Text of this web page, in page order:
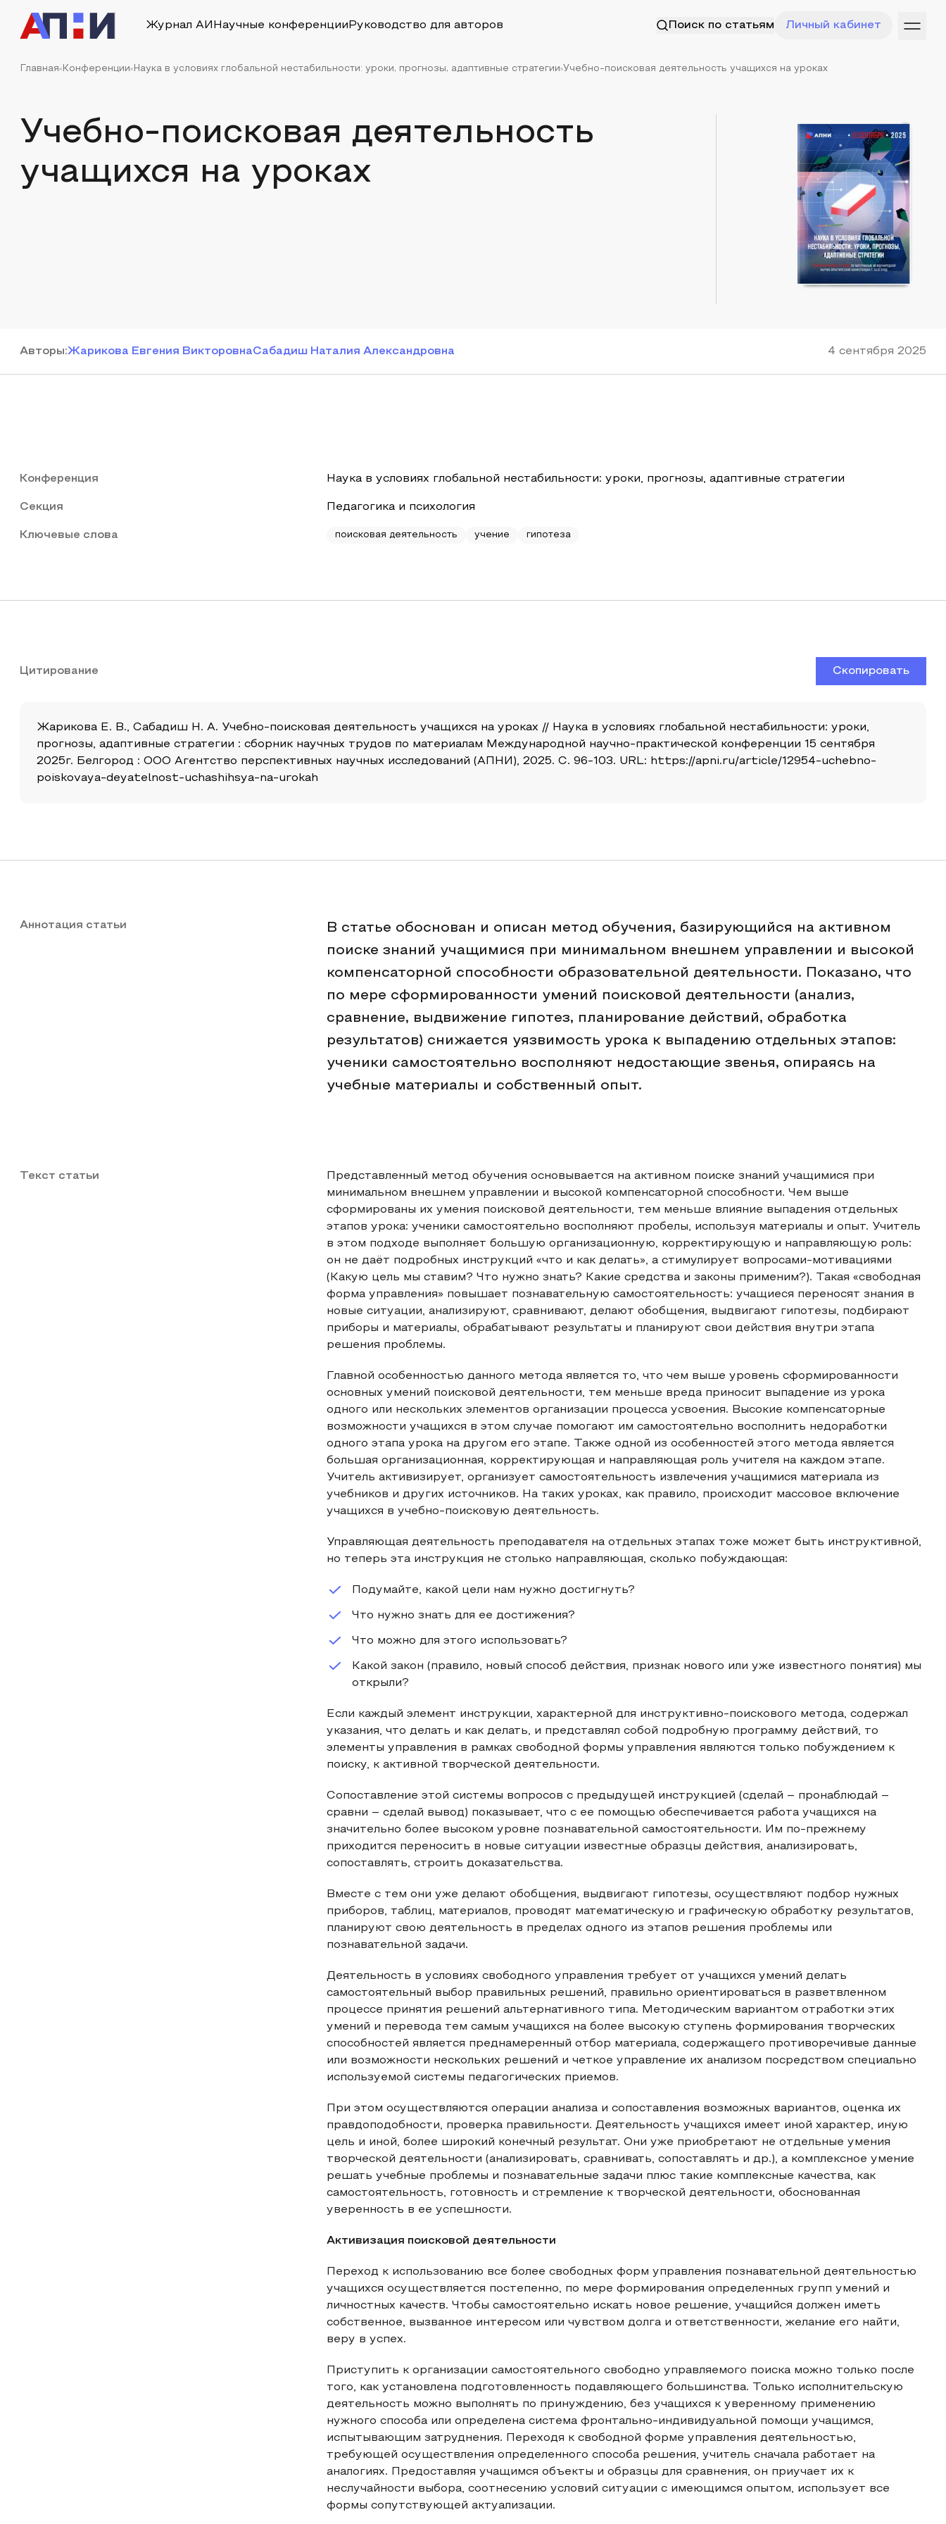
Журнал АИ Научные конференции Руководство для авторов Поиск по статьям Личный кабинет
Главная Конференции Наука в условиях глобальной нестабильности: уроки, прогнозы, адаптивные стратегии Учебно-поисковая деятельность учащихся на уроках
Учебно-поисковая деятельность
учащихся на уроках
Авторы:Жарикова Евгения ВикторовнаСабадиш Наталия Александровна 4 сентября 2025
Конференция Наука в условиях глобальной нестабильности: уроки, прогнозы, адаптивные стратегии
Секция Педагогика и психология
Ключевые слова поисковая деятельность учение гипотеза
Цитирование Скопировать
Жарикова Е. В., Сабадиш Н. А. Учебно-поисковая деятельность учащихся на уроках // Наука в условиях глобальной нестабильности: уроки,
прогнозы, адаптивные стратегии : сборник научных трудов по материалам Международной научно-практической конференции 15 сентября
2025г. Белгород : ООО Агентство перспективных научных исследований (АПНИ), 2025. С. 96-103. URL: https://apni.ru/article/12954-uchebno-
poiskovaya-deyatelnost-uchashihsya-na-urokah
Аннотация статьи
В статье обоснован и описан метод обучения, базирующийся на активном
поиске знаний учащимися при минимальном внешнем управлении и высокой
компенсаторной способности образовательной деятельности. Показано, что
по мере сформированности умений поисковой деятельности (анализ,
сравнение, выдвижение гипотез, планирование действий, обработка
результатов) снижается уязвимость урока к выпадению отдельных этапов:
ученики самостоятельно восполняют недостающие звенья, опираясь на
учебные материалы и собственный опыт.
Текст статьи
Представленный метод обучения основывается на активном поиске знаний учащимися при
минимальном внешнем управлении и высокой компенсаторной способности. Чем выше
сформированы их умения поисковой деятельности, тем меньше влияние выпадения отдельных
этапов урока: ученики самостоятельно восполняют пробелы, используя материалы и опыт. Учитель
в этом подходе выполняет большую организационную, корректирующую и направляющую роль:
он не даёт подробных инструкций «что и как делать», а стимулирует вопросами-мотивациями
(Какую цель мы ставим? Что нужно знать? Какие средства и законы применим?). Такая «свободная
форма управления» повышает познавательную самостоятельность: учащиеся переносят знания в
новые ситуации, анализируют, сравнивают, делают обобщения, выдвигают гипотезы, подбирают
приборы и материалы, обрабатывают результаты и планируют свои действия внутри этапа
решения проблемы.
Главной особенностью данного метода является то, что чем выше уровень сформированности
основных умений поисковой деятельности, тем меньше вреда приносит выпадение из урока
одного или нескольких элементов организации процесса усвоения. Высокие компенсаторные
возможности учащихся в этом случае помогают им самостоятельно восполнить недоработки
одного этапа урока на другом его этапе. Также одной из особенностей этого метода является
большая организационная, корректирующая и направляющая роль учителя на каждом этапе.
Учитель активизирует, организует самостоятельность извлечения учащимися материала из
учебников и других источников. На таких уроках, как правило, происходит массовое включение
учащихся в учебно-поисковую деятельность.
Управляющая деятельность преподавателя на отдельных этапах тоже может быть инструктивной,
но теперь эта инструкция не столько направляющая, сколько побуждающая:
Подумайте, какой цели нам нужно достигнуть?
Что нужно знать для ее достижения?
Что можно для этого использовать?
Какой закон (правило, новый способ действия, признак нового или уже известного понятия) мы
открыли?
Если каждый элемент инструкции, характерной для инструктивно-поискового метода, содержал
указания, что делать и как делать, и представлял собой подробную программу действий, то
элементы управления в рамках свободной формы управления являются только побуждением к
поиску, к активной творческой деятельности.
Сопоставление этой системы вопросов с предыдущей инструкцией (сделай – пронаблюдай –
сравни – сделай вывод) показывает, что с ее помощью обеспечивается работа учащихся на
значительно более высоком уровне познавательной самостоятельности. Им по-прежнему
приходится переносить в новые ситуации известные образцы действия, анализировать,
сопоставлять, строить доказательства.
Вместе с тем они уже делают обобщения, выдвигают гипотезы, осуществляют подбор нужных
приборов, таблиц, материалов, проводят математическую и графическую обработку результатов,
планируют свою деятельность в пределах одного из этапов решения проблемы или
познавательной задачи.
Деятельность в условиях свободного управления требует от учащихся умений делать
самостоятельный выбор правильных решений, правильно ориентироваться в разветвленном
процессе принятия решений альтернативного типа. Методическим вариантом отработки этих
умений и перевода тем самым учащихся на более высокую ступень формирования творческих
способностей является преднамеренный отбор материала, содержащего противоречивые данные
или возможности нескольких решений и четкое управление их анализом посредством специально
используемой системы педагогических приемов.
При этом осуществляются операции анализа и сопоставления возможных вариантов, оценка их
правдоподобности, проверка правильности. Деятельность учащихся имеет иной характер, иную
цель и иной, более широкий конечный результат. Они уже приобретают не отдельные умения
творческой деятельности (анализировать, сравнивать, сопоставлять и др.), а комплексное умение
решать учебные проблемы и познавательные задачи плюс такие комплексные качества, как
самостоятельность, готовность и стремление к творческой деятельности, обоснованная
уверенность в ее успешности.
Активизация поисковой деятельности
Переход к использованию все более свободных форм управления познавательной деятельностью
учащихся осуществляется постепенно, по мере формирования определенных групп умений и
личностных качеств. Чтобы самостоятельно искать новое решение, учащийся должен иметь
собственное, вызванное интересом или чувством долга и ответственности, желание его найти,
веру в успех.
Приступить к организации самостоятельного свободно управляемого поиска можно только после
того, как установлена подготовленность подавляющего большинства. Только исполнительскую
деятельность можно выполнять по принуждению, без учащихся к уверенному применению
нужного способа или определена система фронтально-индивидуальной помощи учащимся,
испытывающим затруднения. Переходя к свободной форме управления деятельностью,
требующей осуществления определенного способа решения, учитель сначала работает на
аналогиях. Предоставляя учащимся объекты и образцы для сравнения, он приучает их к
неслучайности выбора, соотнесению условий ситуации с имеющимся опытом, использует все
формы сопутствующей актуализации.